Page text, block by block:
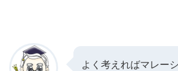
よく考えればマレー